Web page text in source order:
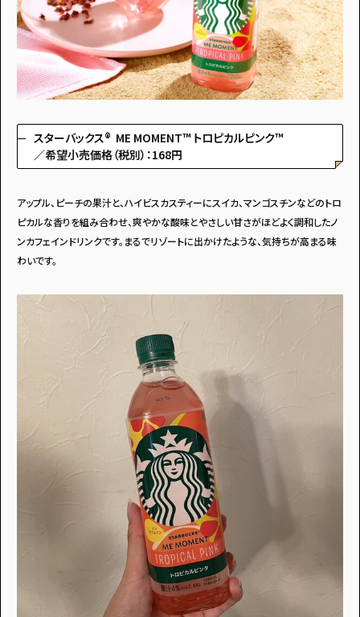
スターバックス® ME MOMENT™ トロピカルピンク™
／希望小売価格（税別）：168円
アップル、ピーチの果汁と、ハイビスカスティーにスイカ、マンゴスチンなどのトロ
ピカルな香りを組み合わせ、爽やかな酸味とやさしい甘さがほどよく調和したノ
ンカフェインドリンクです。まるでリゾートに出かけたような、気持ちが高まる味
わいです。